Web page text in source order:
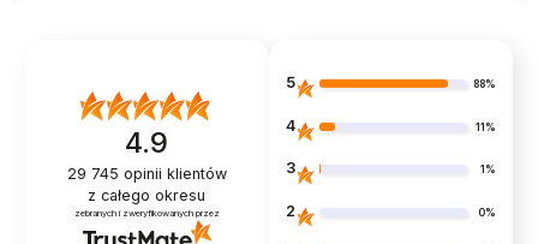
4.9
29 745 opinii klientów
z całego okresu
zebranych i zweryfikowanych przez
5 88%
4 11%
3 1%
2 0%